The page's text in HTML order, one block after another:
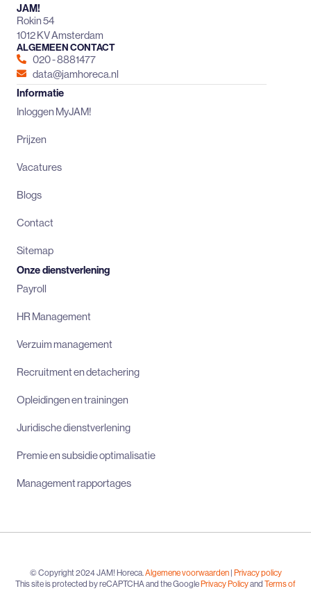
JAM!
Rokin 54
1012 KV Amsterdam
ALGEMEEN CONTACT
020 - 8881477
data@jamhoreca.nl
Informatie
Inloggen MyJAM!
Prijzen
Vacatures
Blogs
Contact
Sitemap
Onze dienstverlening
Payroll
HR Management
Verzuim management
Recruitment en detachering
Opleidingen en trainingen
Juridische dienstverlening
Premie en subsidie optimalisatie
Management rapportages
© Copyright 2024 JAM! Horeca. Algemene voorwaarden| Privacy policy
This site is protected by reCAPTCHA and the GooglePrivacy Policyand Terms of